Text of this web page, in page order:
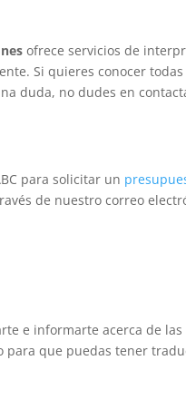
ofrece servicios de
Si quieres conocer
duda, no dudes en
para solicitar un
de nuestro correo
e informarte acerca de
para que puedas tener